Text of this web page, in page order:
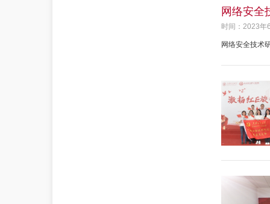
网络安全
时间：2023年
网络安全技术